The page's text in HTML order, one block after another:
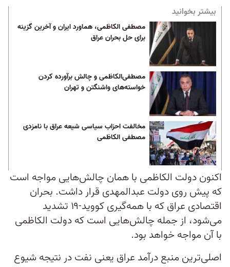
بیشتر بخوانید
مصطفی الکاظمی، هماورد ایران و آخرین گزینه
برای حل بحران عراق
مصطفی‌الکاظمی و چالش برآورده کردن
خواسته‌های واشنگتن و تهران
مخالفت احزاب سیاسی شیعه عراق با نامزدی
مصطفی الکاظمی ‏
اکنون دولت الکاظمی با همان چالش‌هایی مواجه است
که پیش روی دولت عبدالمهدی قرار داشت. بحران
اقتصادی عراق که با همه‌گیری کووید-۱۹ تشدید
می‌شود، از جمله چالش‌هایی است که دولت الکاظمی
با آن مواجه خواهد بود.
اصلی‌ترین منبع درآمد عراق یعنی نفت در نتیجه شیوع